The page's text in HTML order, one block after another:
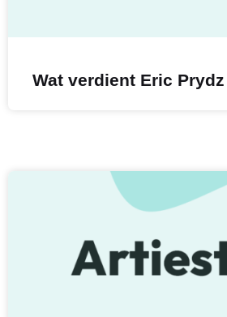
Wat verdient Eric Prydz